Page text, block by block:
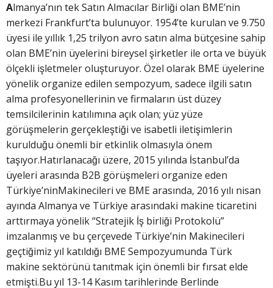
Almanya’nın tek Satın Almacılar Birliği olan BME’nin
merkezi Frankfurt’ta bulunuyor. 1954’te kurulan ve 9.750
üyesi ile yıllık 1,25 trilyon avro satın alma bütçesine sahip
olan BME’nin üyelerini bireysel şirketler ile orta ve büyük
ölçekli işletmeler oluşturuyor. Özel olarak BME üyelerine
yönelik organize edilen sempozyum, sadece ilgili satın
alma profesyonellerinin ve firmaların üst düzey
temsilcilerinin katılımına açık olan; yüz yüze
görüşmelerin gerçekleştiği ve isabetli iletişimlerin
kurulduğu önemli bir etkinlik olmasıyla önem
taşıyor.Hatırlanacağı üzere, 2015 yılında İstanbul’da
üyeleri arasında B2B görüşmeleri organize eden
Türkiye’ninMakinecileri ve BME arasında, 2016 yılı nisan
ayında Almanya ve Türkiye arasındaki makine ticaretini
arttırmaya yönelik “Stratejik İş birliği Protokolü”
imzalanmış ve bu çerçevede Türkiye’nin Makinecileri
geçtiğimiz yıl katıldığı BME Sempozyumunda Türk
makine sektörünü tanıtmak için önemli bir fırsat elde
etmişti.Bu yıl 13-14 Kasım tarihlerinde Berlinde